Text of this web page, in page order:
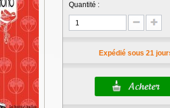
Quantité :
Expédié sous 21